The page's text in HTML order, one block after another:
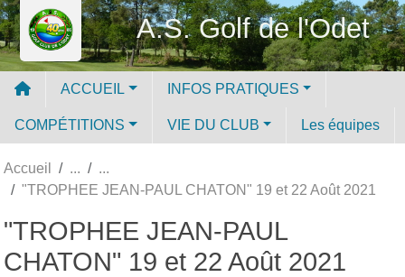
A.S. Golf de l'Odet
ACCUEIL INFOS PRATIQUES
COMPÉTITIONS VIE DU CLUB Les équipes
Accueil
"TROPHEE JEAN-PAUL CHATON" 19 et 22 Août 2021
"TROPHEE JEAN-PAUL
CHATON" 19 et 22 Août 2021
Panneau de gestion des cookies